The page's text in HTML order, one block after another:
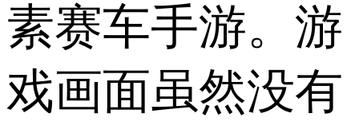
素赛车手游。游
戏画面虽然没有